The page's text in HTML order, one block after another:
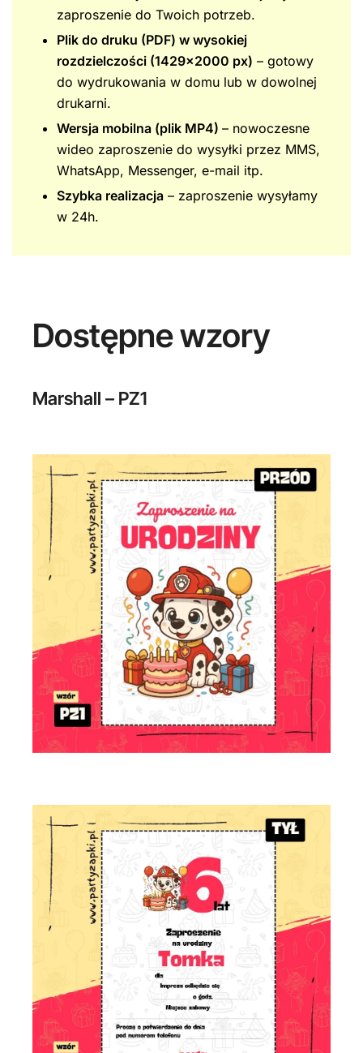
zaproszenie do Twoich potrzeb.
Plik do druku (PDF) w wysokiej
rozdzielczości (1429×2000 px) – gotowy
do wydrukowania w domu lub w dowolnej
drukarni.
Wersja mobilna (plik MP4) – nowoczesne
wideo zaproszenie do wysyłki przez MMS,
WhatsApp, Messenger, e-mail itp.
Szybka realizacja – zaproszenie wysyłamy
w 24h.
Dostępne wzory
Marshall – PZ1